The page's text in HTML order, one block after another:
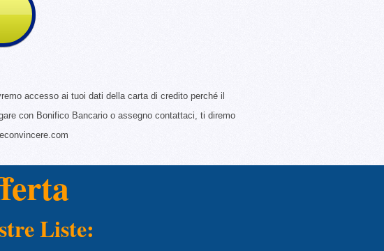
accesso ai tuoi dati della carta di credito perché il
con Bonifico Bancario o assegno contattaci, ti diremo
Liste: